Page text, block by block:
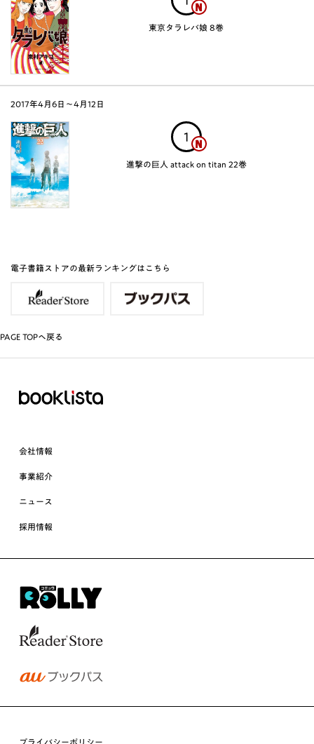
東京タラレバ娘 8巻
2017年4月6日〜4月12日
1
進撃の巨人 attack on titan 22巻
電子書籍ストアの最新ランキングはこちら
PAGE TOPへ戻る
会社情報
事業紹介
ニュース
採用情報
プライバシーポリシー